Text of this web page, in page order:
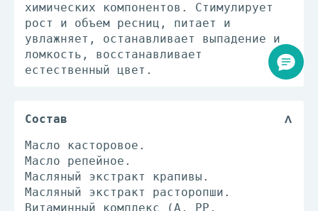
химических компонентов. Стимулирует
рост и объем ресниц, питает и
увлажняет, останавливает выпадение и
ломкость, восстанавливает
естественный цвет.
Состав
Масло касторовое.
Масло репейное.
Масляный экстракт крапивы.
Масляный экстракт расторопши.
Витаминный комплекс (А, РР,